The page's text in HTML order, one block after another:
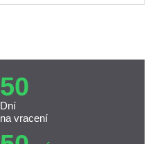
50
Dní
na vracení